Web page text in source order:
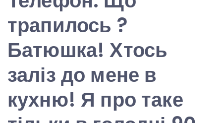
трапилось ?
Батюшка! Хтось
заліз до мене в
кухню! Я про таке